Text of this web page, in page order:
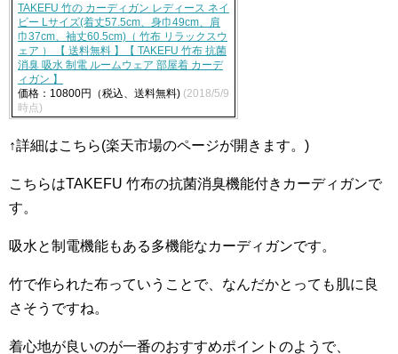
TAKEFU 竹の カーディガン レディース ネイ
ビー Lサイズ(着丈57.5cm、身巾49cm、肩
巾37cm、袖丈60.5cm)（ 竹布 リラックスウ
ェア ） 【 送料無料 】【 TAKEFU 竹布 抗菌
消臭 吸水 制電 ルームウェア 部屋着 カーデ
ィガン 】
価格：10800円（税込、送料無料) (2018/5/9
時点)
↑詳細はこちら(楽天市場のページが開きます。)
こちらはTAKEFU 竹布の抗菌消臭機能付きカーディガンで
す。
吸水と制電機能もある多機能なカーディガンです。
竹で作られた布っていうことで、なんだかとっても肌に良
さそうですね。
着心地が良いのが一番のおすすめポイントのようで、